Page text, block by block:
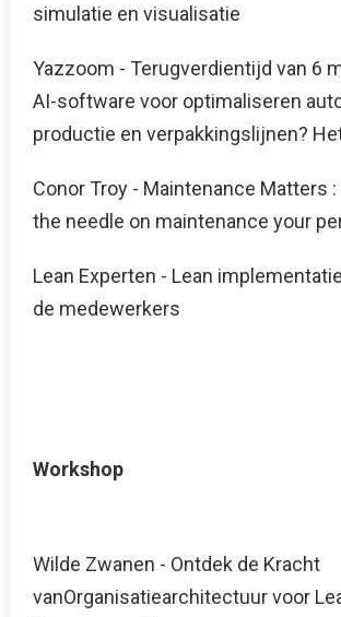
simulatie en visualisatie
Yazzoom - Terugverdientijd van 6
AI-software voor optimaliseren
productie en verpakkingslijnen?
Conor Troy - Maintenance Matters
the needle on maintenance your
Lean Experten - Lean
de medewerkers
Workshop
Wilde Zwanen - Ontdek de Kracht
vanOrganisatiearchitectuur voor